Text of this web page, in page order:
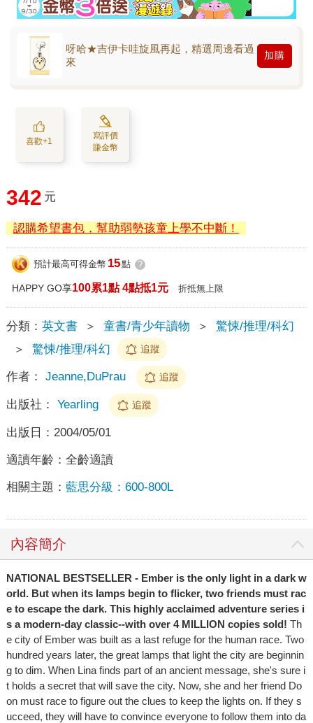
呀哈★吉伊卡哇旋風再起，精選周邊看過
來
加購
喜歡+1
寫評價
賺金幣
342 元
認購希望書包，幫助弱勢孩童上學不中斷！
預計最高可得金幣 15點 ?
HAPPY GO享100累1點 4點抵1元 折抵無上限
分類： 英文書 ＞ 童書/青少年讀物 ＞
驚悚/推理/科幻
＞
驚悚/推理/科幻 追蹤
作者： Jeanne,DuPrau 追蹤
出版社： Yearling 追蹤
出版日： 2004/05/01
適讀年齡： 全齡適讀
相關主題： 藍思分級：600-800L
內容簡介
NATIONAL BESTSELLER - Ember is the only light in a dark w
orld. But when its lamps begin to flicker, two friends must rac
e to escape the dark. This highly acclaimed adventure series i
s a modern-day classic--with over 4 MILLION copies sold! Th
e city of Ember was built as a last refuge for the human race. Two
hundred years later, the great lamps that light the city are beginnin
g to dim. When Lina finds part of an ancient message, she's sure i
t holds a secret that will save the city. Now, she and her friend Do
on must race to figure out the clues to keep the lights on. If they s
ucceed, they will have to convince everyone to follow them into da